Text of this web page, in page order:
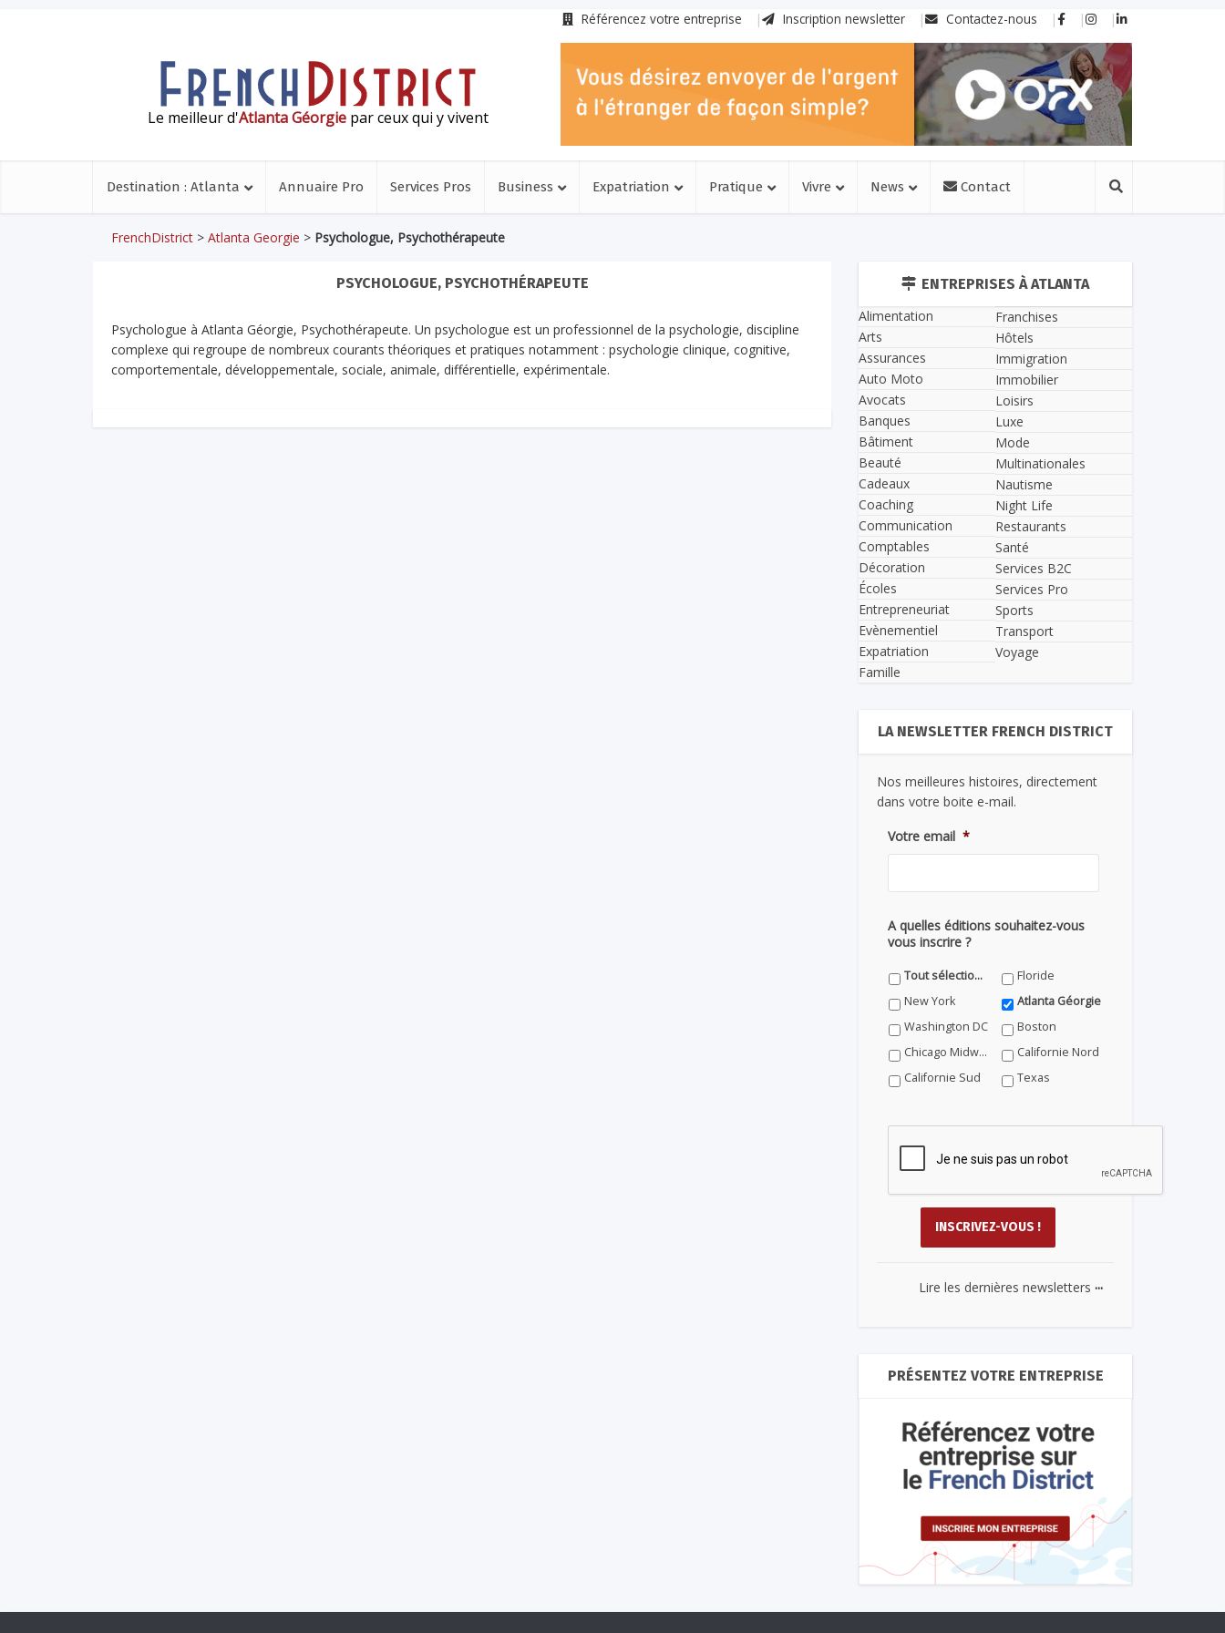
Référencez votre entreprise Inscription newsletter Contactez-nous
Le meilleur d'Atlanta Géorgie par ceux qui y vivent
Destination : Atlanta Annuaire Pro Services Pros Business Expatriation Pratique Vivre News Contact
FrenchDistrict > Atlanta Georgie > Psychologue, Psychothérapeute
PSYCHOLOGUE, PSYCHOTHÉRAPEUTE
Psychologue à Atlanta Géorgie, Psychothérapeute. Un psychologue est un professionnel de la psychologie, discipline
complexe qui regroupe de nombreux courants théoriques et pratiques notamment : psychologie clinique, cognitive,
comportementale, développementale, sociale, animale, différentielle, expérimentale.
ENTREPRISES À ATLANTA
Alimentation
Arts
Assurances
Auto Moto
Avocats
Banques
Bâtiment
Beauté
Cadeaux
Coaching
Communication
Comptables
Décoration
Écoles
Entrepreneuriat
Evènementiel
Expatriation
Famille
Franchises
Hôtels
Immigration
Immobilier
Loisirs
Luxe
Mode
Multinationales
Nautisme
Night Life
Restaurants
Santé
Services B2C
Services Pro
Sports
Transport
Voyage
LA NEWSLETTER FRENCH DISTRICT
Nos meilleures histoires, directement
dans votre boite e-mail.
Votre email *
A quelles éditions souhaitez-vous
vous inscrire ?
Tout sélectionner
Floride
New York
Atlanta Géorgie
Washington DC
Boston
Chicago Midwest
Californie Nord
Californie Sud
Texas
Lire les dernières newsletters ...
PRÉSENTEZ VOTRE ENTREPRISE